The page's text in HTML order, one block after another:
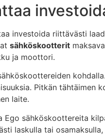
investoida riittävästi
sähköskootterit
ja moottori.
Pitkän tähtäimen
laite.
sähköskoottereita
laskulla tai